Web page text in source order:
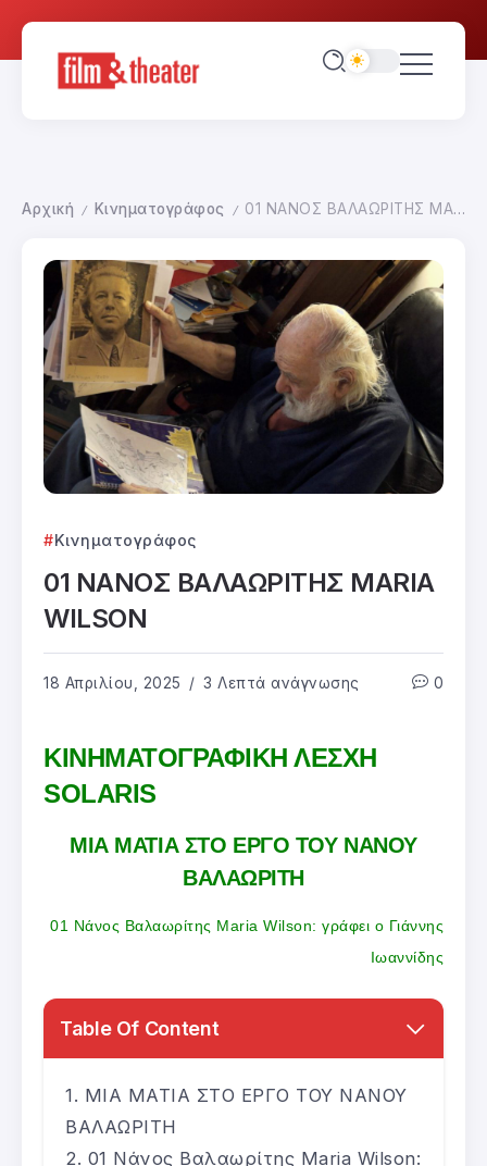
Αρχική / Κινηματογράφος / 01 ΝΑΝΟΣ ΒΑΛΑΩΡΙΤΗΣ MARIA WILSON
Κινηματογράφος
01 ΝΑΝΟΣ ΒΑΛΑΩΡΙΤΗΣ MARIA
WILSON
18 Απριλίου, 2025 3 Λεπτά ανάγνωσης 0
ΚΙΝΗΜΑΤΟΓΡΑΦΙΚΗ ΛΕΣΧΗ
SOLARIS
ΜΙΑ ΜΑΤΙΑ ΣΤΟ ΕΡΓΟ ΤΟΥ ΝΑΝΟΥ
ΒΑΛΑΩΡΙΤΗ
01 Νάνος Βαλαωρίτης Maria Wilson: γράφει ο Γιάννης
Ιωαννίδης
Table Of Content
ΜΙΑ ΜΑΤΙΑ ΣΤΟ ΕΡΓΟ ΤΟΥ ΝΑΝΟΥ
ΒΑΛΑΩΡΙΤΗ
01 Νάνος Βαλαωρίτης Maria Wilson: